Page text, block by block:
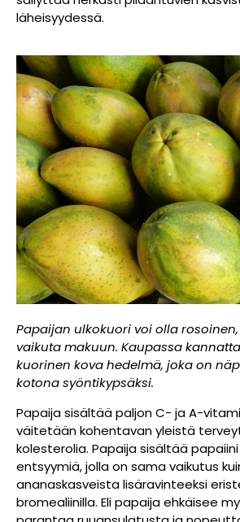
läheisyydessä.
Papaijan ulkokuori voi olla
vaikuta makuun. Kaupassa
kuorinen kova hedelmä, joka on
kotona syöntikypsäksi.
Papaija sisältää paljon C- ja A-
väitetään kohentavan yleistä
kolesterolia. Papaija sisältää
entsyymiä, jolla on sama vaikutus
ananaskasveista lisäravinteeksi
bromealiinilla. Eli papaija ehkäisee